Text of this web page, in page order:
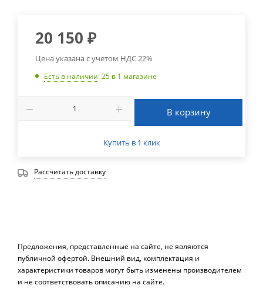
20 150 ₽
Цена указана с учетом НДС 22%
Есть в наличии: 25 в 1 магазине
В корзину
Купить в 1 клик
Рассчитать доставку
Предложения, представленные на сайте, не являются
публичной офертой. Внешний вид, комплектация и
характеристики товаров могут быть изменены производителем
и не соответствовать описанию на сайте.